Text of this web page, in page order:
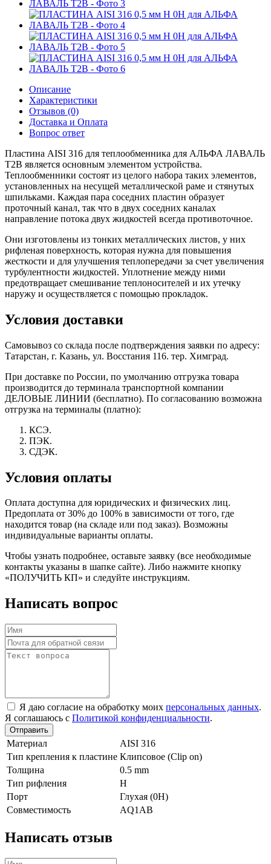
Описание
Характеристики
Отзывов (0)
Доставка и Оплата
Вопрос ответ
Пластина AISI 316 для теплообменника для АЛЬФА ЛАВАЛЬ
T2B является основным элементом устройства.
Теплообменники состоят из целого набора таких элементов,
установленных на несущей металлической раме и стянутых
шпильками. Каждая пара соседних пластин образует
проточный канал, так что в двух соседних каналах
направление потока двух жидкостей всегда противоточное.
Они изготовлены из тонких металлических листов, у них
рифленая поверхность, которая нужна для повышения
жесткости и для улучшения теплопередачи за счет увеличения
турбулентности жидкостей. Уплотнение между ними
предотвращает смешивание теплоносителей и их утечку
наружу и осуществляется с помощью прокладок.
Условия доставки
Самовывоз со склада после подтверждения заявки по адресу:
Татарстан, г. Казань, ул. Восстания 116. тер. Химград.
При доставке по России, по умолчанию отгрузка товара
производится до терминала транспортной компании
ДЕЛОВЫЕ ЛИНИИ (бесплатно). По согласованию возможна
отгрузка на терминалы (платно):
КСЭ.
ПЭК.
СДЭК.
Условия оплаты
Оплата доступна для юридических и физических лиц.
Предоплата от 30% до 100% в зависимости от того, где
находится товар (на складе или под заказ). Возможны
индивидуальные варианты оплаты.
Чтобы узнать подробнее, оставьте заявку (все необходимые
контакты указаны в шапке сайте). Либо нажмите кнопку
«ПОЛУЧИТЬ КП» и следуйте инструкциям.
Написать вопрос
Я даю согласие на обработку моих персональных данных.
Я соглашаюсь с Политикой конфиденциальности.
Отправить
Материал
AISI 316
Тип крепления к пластине Клипсовое (Clip on)
Толщина
0.5 mm
Тип рифления
H
Порт
Глухая (0Н)
Совместимость
AQ1AB
Написать отзыв